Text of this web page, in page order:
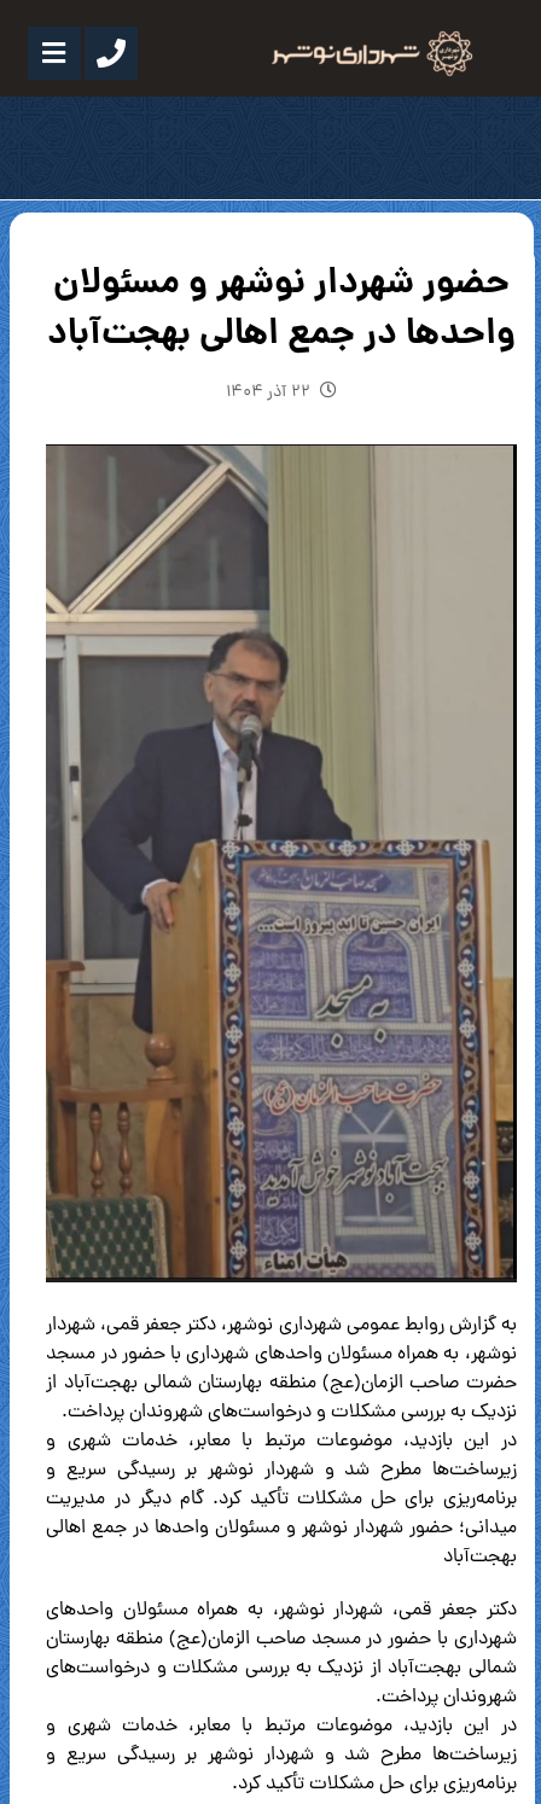
حضور شهردار نوشهر و مسئولان
واحدها در جمع اهالی بهجت‌آباد
۲۲ آذر ۱۴۰۴
به گزارش روابط عمومی شهرداری نوشهر، دکتر جعفر قمی، شهردار
نوشهر، به همراه مسئولان واحدهای شهرداری با حضور در مسجد
حضرت صاحب الزمان(عج) منطقه بهارستان شمالی بهجت‌آباد از
نزدیک به بررسی مشکلات و درخواست‌های شهروندان پرداخت.
در این بازدید، موضوعات مرتبط با معابر، خدمات شهری و
زیرساخت‌ها مطرح شد و شهردار نوشهر بر رسیدگی سریع و
برنامه‌ریزی برای حل مشکلات تأکید کرد. گام دیگر در مدیریت
میدانی؛ حضور شهردار نوشهر و مسئولان واحدها در جمع اهالی
بهجت‌آباد
دکتر جعفر قمی، شهردار نوشهر، به همراه مسئولان واحدهای
شهرداری با حضور در مسجد صاحب الزمان(عج) منطقه بهارستان
شمالی بهجت‌آباد از نزدیک به بررسی مشکلات و درخواست‌های
شهروندان پرداخت.
در این بازدید، موضوعات مرتبط با معابر، خدمات شهری و
زیرساخت‌ها مطرح شد و شهردار نوشهر بر رسیدگی سریع و
برنامه‌ریزی برای حل مشکلات تأکید کرد.